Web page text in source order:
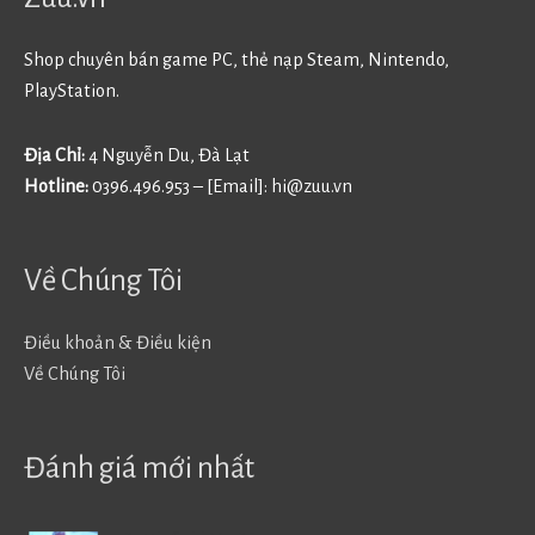
Shop chuyên bán game PC, thẻ nạp Steam, Nintendo,
PlayStation.
Địa Chỉ:4 Nguyễn Du, Đà Lạt
Hotline:0396.496.953 – [Email]: hi@zuu.vn
Về Chúng Tôi
Điều khoản & Điều kiện
Về Chúng Tôi
Đánh giá mới nhất